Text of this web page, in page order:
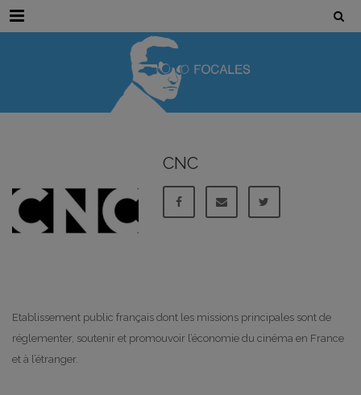
Menu
CNC
Etablissement public français dont les missions principales sont de
réglementer, soutenir et promouvoir l’économie du cinéma en France
et à l’étranger.